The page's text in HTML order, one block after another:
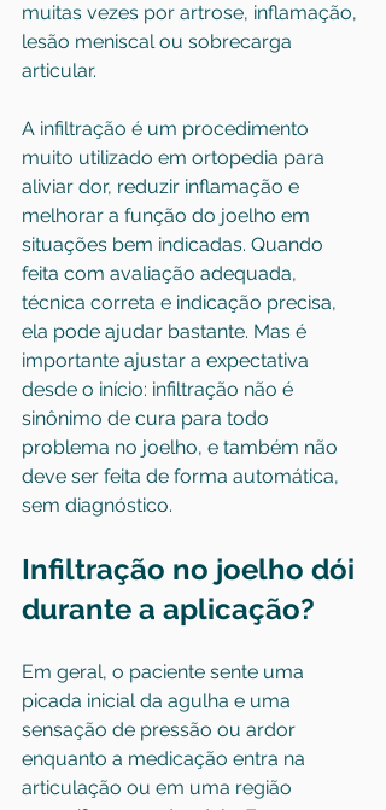
muitas vezes por artrose, inflamação,
lesão meniscal ou sobrecarga
articular.
A infiltração é um procedimento
muito utilizado em ortopedia para
aliviar dor, reduzir inflamação e
melhorar a função do joelho em
situações bem indicadas. Quando
feita com avaliação adequada,
técnica correta e indicação precisa,
ela pode ajudar bastante. Mas é
importante ajustar a expectativa
desde o início: infiltração não é
sinônimo de cura para todo
problema no joelho, e também não
deve ser feita de forma automática,
sem diagnóstico.
Infiltração no joelho dói
durante a aplicação?
Em geral, o paciente sente uma
picada inicial da agulha e uma
sensação de pressão ou ardor
enquanto a medicação entra na
articulação ou em uma região